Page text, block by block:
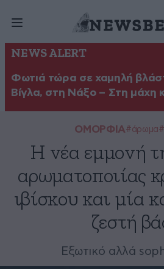
NEWS ALERT
Φωτιά τώρα σε χαμηλή
Βίγλα, στη Νάξο – Στη μάχη
ΟΜΟΡΦΙΑ#άρωμα
Η νέα εμμονή
αρωματοποιίας
ιβίσκου και μία
ζεστή
Εξωτικό αλλά